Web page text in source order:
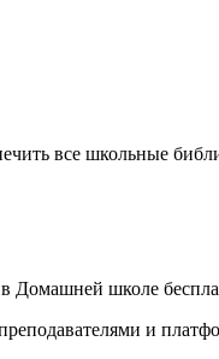
все школьные
Домашней школе
и